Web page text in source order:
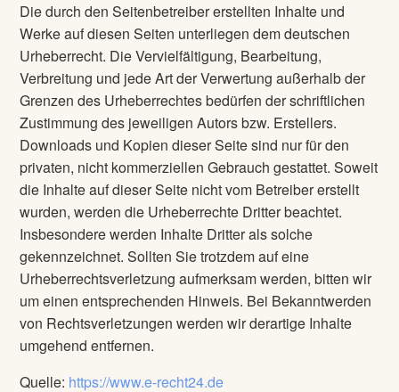
Die durch den Seitenbetreiber erstellten Inhalte und
Werke auf diesen Seiten unterliegen dem deutschen
Urheberrecht. Die Vervielfältigung, Bearbeitung,
Verbreitung und jede Art der Verwertung außerhalb der
Grenzen des Urheberrechtes bedürfen der schriftlichen
Zustimmung des jeweiligen Autors bzw. Erstellers.
Downloads und Kopien dieser Seite sind nur für den
privaten, nicht kommerziellen Gebrauch gestattet. Soweit
die Inhalte auf dieser Seite nicht vom Betreiber erstellt
wurden, werden die Urheberrechte Dritter beachtet.
Insbesondere werden Inhalte Dritter als solche
gekennzeichnet. Sollten Sie trotzdem auf eine
Urheberrechtsverletzung aufmerksam werden, bitten wir
um einen entsprechenden Hinweis. Bei Bekanntwerden
von Rechtsverletzungen werden wir derartige Inhalte
umgehend entfernen.
Quelle: https://www.e-recht24.de